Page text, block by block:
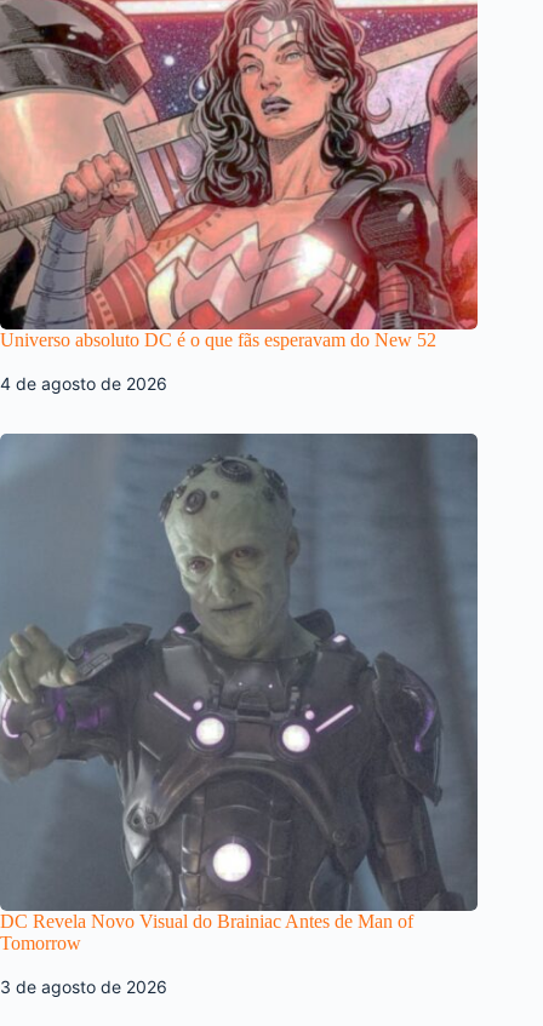
Universo absoluto DC é o que fãs esperavam do New 52
4 de agosto de 2026
DC Revela Novo Visual do Brainiac Antes de Man of
Tomorrow
3 de agosto de 2026